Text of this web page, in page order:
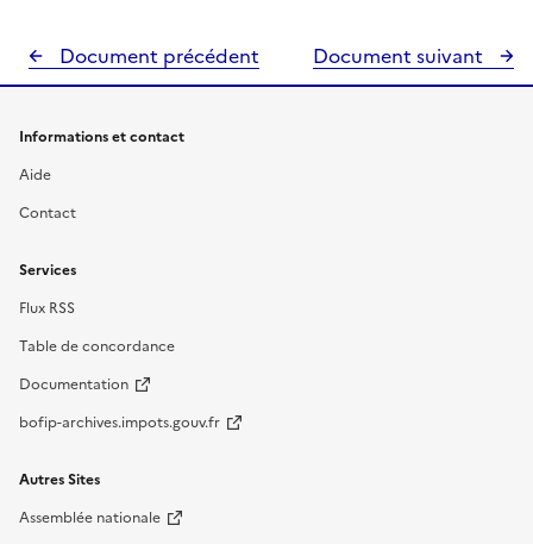
Document précédent Document suivant
Informations et contact
Aide
Contact
Services
Flux RSS
Table de concordance
Documentation
bofip-archives.impots.gouv.fr
Autres Sites
Assemblée nationale